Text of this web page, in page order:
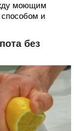
моющим
и
без